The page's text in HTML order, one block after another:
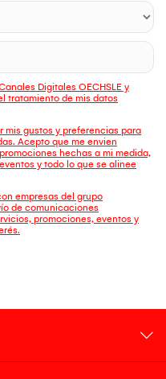
Digitales OECHSLE y
tratamiento de mis datos
mis gustos y preferencias para
Acepto que me envien
hechas a mi medida,
y todo lo que se alinee
empresas del grupo
de comunicaciones
promociones, eventos y